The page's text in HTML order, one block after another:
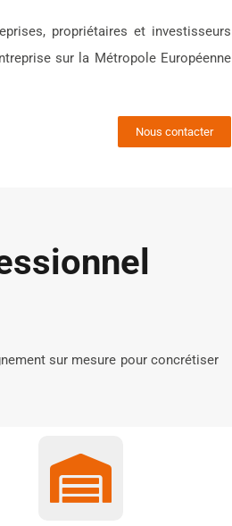
propriétaires et investisseurs
sur la Métropole Européenne
Nous contacter
sur mesure pour concrétiser